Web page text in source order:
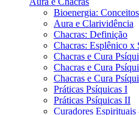
Bioenergia: Conceitos
Aura e Clarividência
Chacras: Definição
Chacras: Esplênico x
Chacras e Cura
Chacras e Cura
Chacras e Cura
Práticas Psíquicas I
Práticas Psíquicas II
Curadores